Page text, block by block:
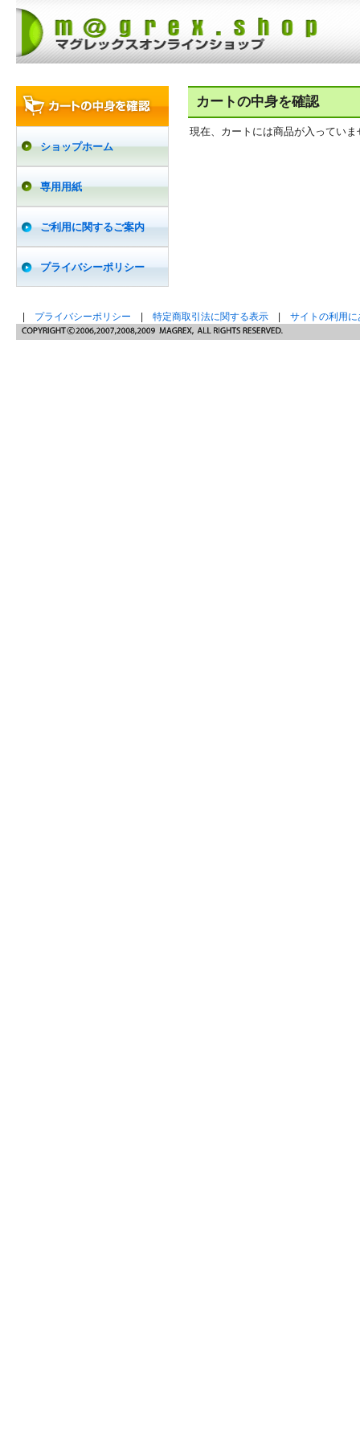
ショップホーム
専用用紙
ご利用に関するご案内
プライバシーポリシー
カートの中身を確認
現在、カートには商品が入っていま
プライバシーポリシー 特定商取引法に関する表示 サイトの利用に